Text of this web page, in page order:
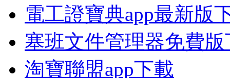
電工證寶典app最新版
塞班文件管理器免費版
淘寶聯盟app下載